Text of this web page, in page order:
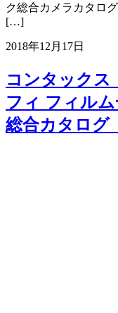
ク総合カメラカタロ
[…]
2018年12月17日
コンタックス
フィ フィル
総合カタログ